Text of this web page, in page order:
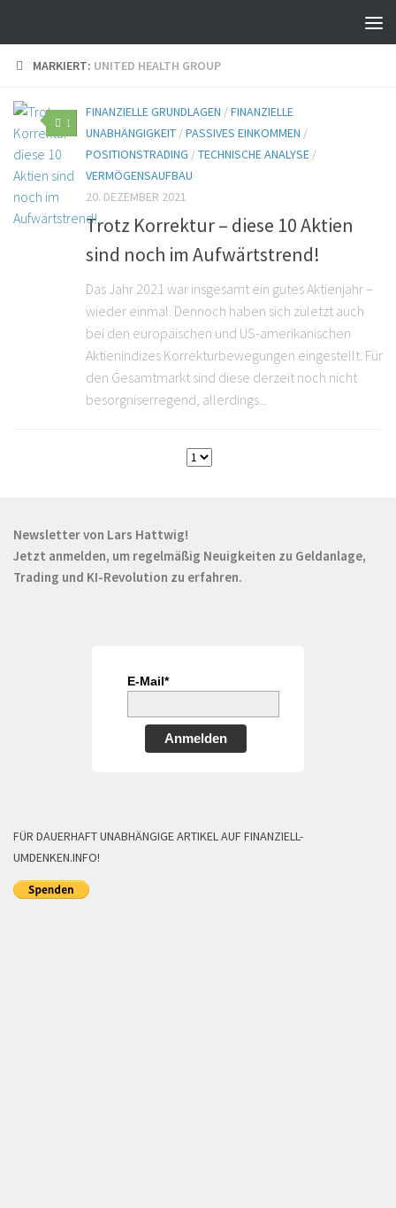
MARKIERT: UNITED HEALTH GROUP
1
FINANZIELLE GRUNDLAGEN /FINANZIELLE
UNABHÄNGIGKEIT /PASSIVES EINKOMMEN /
POSITIONSTRADING /TECHNISCHE ANALYSE /
VERMÖGENSAUFBAU
20. DEZEMBER 2021
Trotz Korrektur – diese 10 Aktien
sind noch im Aufwärtstrend!
Das Jahr 2021 war insgesamt ein gutes Aktienjahr –
wieder einmal. Dennoch haben sich zuletzt auch
bei den europäischen und US-amerikanischen
Aktienindizes Korrekturbewegungen eingestellt. Für
den Gesamtmarkt sind diese derzeit noch nicht
besorgniserregend, allerdings...
Newsletter von Lars Hattwig!
Jetzt anmelden, um regelmäßig Neuigkeiten zu Geldanlage,
Trading und KI-Revolution zu erfahren.
E-Mail*
Anmelden
FÜR DAUERHAFT UNABHÄNGIGE ARTIKEL AUF FINANZIELL-
UMDENKEN.INFO!